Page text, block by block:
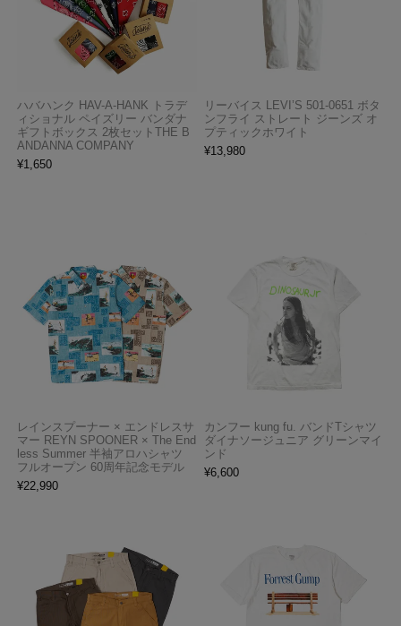
ハバハンク HAV-A-HANK トラデ
ィショナル ペイズリー バンダナ
ギフトボックス 2枚セットTHE B
ANDANNA COMPANY
¥1,650
リーバイス LEVI’S 501-0651 ボタ
ンフライ ストレート ジーンズ オ
プティックホワイト
¥13,980
レインスプーナー × エンドレスサ
マー REYN SPOONER × The End
less Summer 半袖アロハシャツ
フルオープン 60周年記念モデル
¥22,990
カンフー kung fu. バンドTシャツ
ダイナソージュニア グリーンマイ
ンド
¥6,600